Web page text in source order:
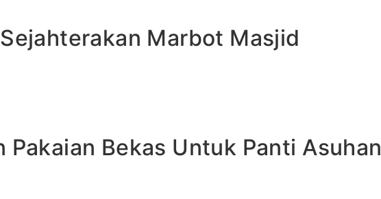
Sejahterakan Marbot Masjid
Pakaian Bekas Untuk Panti Asuhan